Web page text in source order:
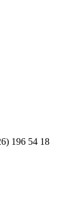
196 54 18